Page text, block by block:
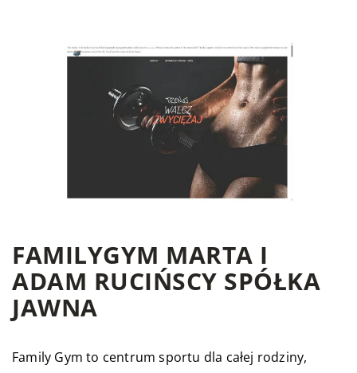
FAMILYGYM MARTA I
ADAM RUCIŃSCY SPÓŁKA
JAWNA
Family Gym to centrum sportu dla całej rodziny,